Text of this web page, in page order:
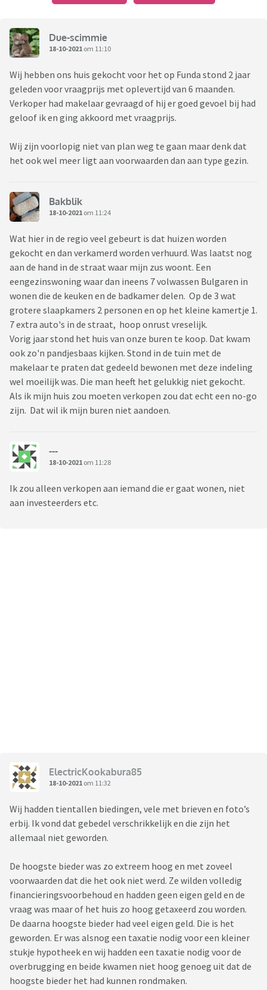
hebben staan voor de hoogste bieder gaan. Je weet van te
niet. Een alleenstaande kan ook overlast veroorzaken met
bijvoorbeeld feestjes geven tot diep in de nacht met harde
Wat zouden jullie doen als je een huis te koop hebt staan?
Altijd voor de hoogste bieder gaan of heb je principes dat je
het bijvoorbeeld niet aan een opkoper zou verkopen.
Ik trap af: ik zou altijd voor de hoogste bieder gaan.
Due-scimmie
18-10-2021 om 11:10
Wij hebben ons huis gekocht voor het op Funda stond 2 jaar
geleden voor vraagprijs met oplevertijd van 6 maanden.
Verkoper had makelaar gevraagd of hij er goed gevoel bij had
geloof ik en ging akkoord met vraagprijs.
Wij zijn voorlopig niet van plan weg te gaan maar denk dat
het ook wel meer ligt aan voorwaarden dan aan type gezin.
Bakblik
18-10-2021 om 11:24
Wat hier in de regio veel gebeurt is dat huizen worden
gekocht en dan verkamerd worden verhuurd. Was laatst nog
aan de hand in de straat waar mijn zus woont. Een
eengezinswoning waar dan ineens 7 volwassen Bulgaren in
wonen die de keuken en de badkamer delen. Op de 3 wat
grotere slaapkamers 2 personen en op het kleine kamertje 1.
7 extra auto's in de straat, hoop onrust vreselijk.
Vorig jaar stond het huis van onze buren te koop. Dat kwam
ook zo'n pandjesbaas kijken. Stond in de tuin met de
makelaar te praten dat gedeeld bewonen met deze indeling
wel moeilijk was. Die man heeft het gelukkig niet gekocht.
Als ik mijn huis zou moeten verkopen zou dat echt een no-go
zijn. Dat wil ik mijn buren niet aandoen.
---
18-10-2021 om 11:28
Ik zou alleen verkopen aan iemand die er gaat wonen, niet
aan investeerders etc.
ElectricKookabura85
18-10-2021 om 11:32
Wij hadden tientallen biedingen, vele met brieven en foto’s
erbij. Ik vond dat gebedel verschrikkelijk en die zijn het
allemaal niet geworden.
De hoogste bieder was zo extreem hoog en met zoveel
voorwaarden dat die het ook niet werd. Ze wilden volledig
financieringsvoorbehoud en hadden geen eigen geld en de
vraag was maar of het huis zo hoog getaxeerd zou worden.
De daarna hoogste bieder had veel eigen geld. Die is het
geworden. Er was alsnog een taxatie nodig voor een kleiner
stukje hypotheek en wij hadden een taxatie nodig voor de
overbrugging en beide kwamen niet hoog genoeg uit dat de
hoogste bieder het had kunnen rondmaken.